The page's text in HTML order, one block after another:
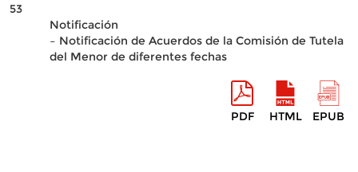
53
Notificación
– Notificación de Acuerdos de la Comisión de Tutela
del Menor de diferentes fechas
PDF HTML EPUB